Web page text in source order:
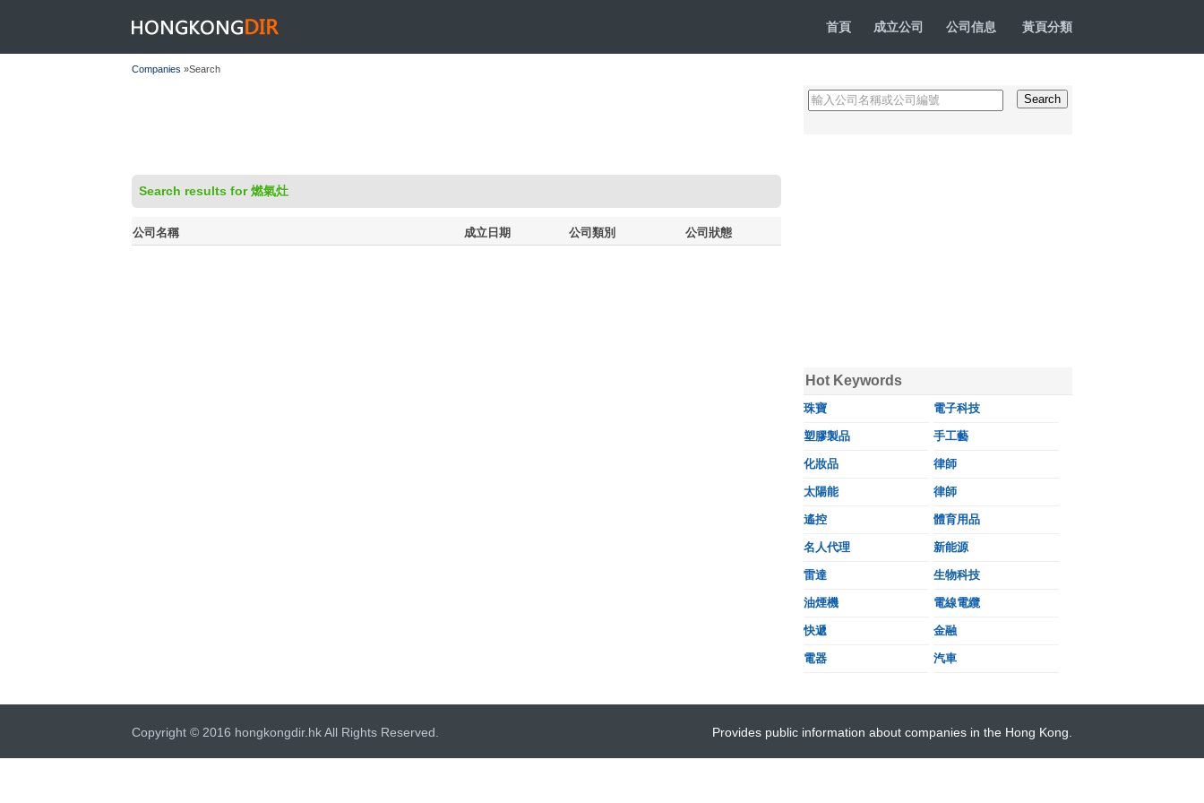
HONGKONGDIR 首頁 成立公司 公司信息 黃頁分類
Companies »Search
Search results for 燃氣灶
公司名稱 成立日期 公司類別 公司狀態
Hot Keywords
珠寶 電子科技
塑膠製品 手工藝
化妝品 律師
太陽能 律師
遙控 體育用品
名人代理 新能源
雷達 生物科技
油煙機 電線電纜
快遞 金融
電器 汽車
Copyright © 2016 hongkongdir.hk All Rights Reserved. Provides public information about companies in the Hong Kong.